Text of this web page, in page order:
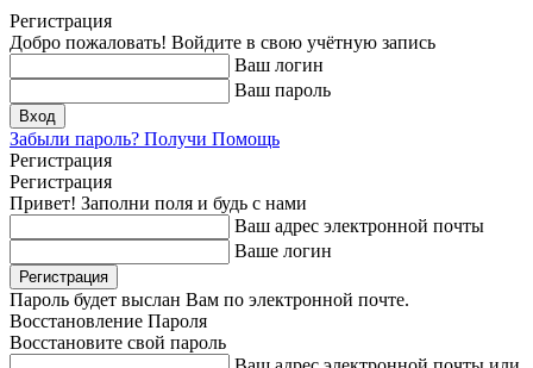
Регистрация
Добро пожаловать! Войдите в свою учётную запись
Ваш логин
Ваш пароль
Забыли пароль? Получи Помощь
Регистрация
Регистрация
Привет! Заполни поля и будь с нами
Ваш адрес электронной почты
Ваше логин
Пароль будет выслан Вам по электронной почте.
Восстановление Пароля
Восстановите свой пароль